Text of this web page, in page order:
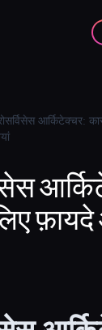
🎨
📈
🎬
आर्किटेक्चर: